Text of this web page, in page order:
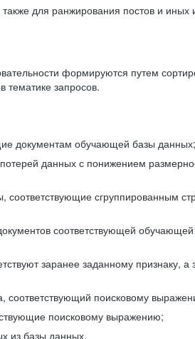
для ранжирования постов и
формируются путем
тематике запросов.
документам обучающей базы данных;
данных с понижением
сгруппированным
соответствующей
заранее заданному признаку, а
соответствующий поисковому
поисковому выражению;
из базы данных.